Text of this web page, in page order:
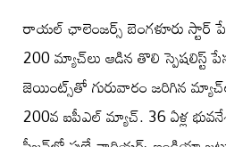
రాయల్ ఛాలెంజర్స్ బెంగళూరు స్టార్
200 మ్యాచ్‌లు ఆడిన తొలి
జెయింట్స్‌తో గురువారం జరిగిన
200వ ఐపీఎల్ మ్యాచ్. 36 ఏళ్ల